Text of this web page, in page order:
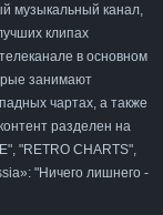
музыкальный канал,
клипах
в основном
занимают
чартах, а также
разделен на
"RETRO CHARTS",
"Ничего лишнего -